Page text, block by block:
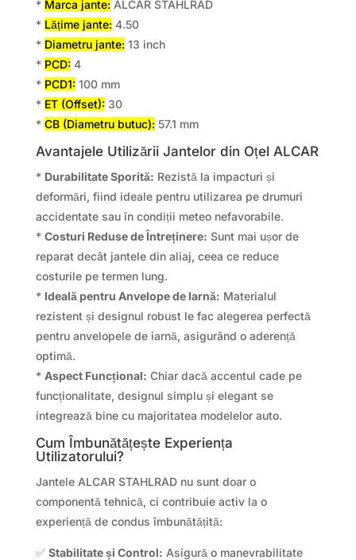
* Marca jante: ALCAR STAHLRAD
* Lățime jante: 4.50
* Diametru jante: 13 inch
* PCD: 4
* PCD1: 100 mm
* ET (Offset): 30
* CB (Diametru butuc): 57.1 mm
Avantajele Utilizării Jantelor din Oțel ALCAR
* Durabilitate Sporită: Rezistă la impacturi și
deformări, fiind ideale pentru utilizarea pe drumuri
accidentate sau în condiții meteo nefavorabile.
* Costuri Reduse de Întreținere: Sunt mai ușor de
reparat decât jantele din aliaj, ceea ce reduce
costurile pe termen lung.
* Ideală pentru Anvelope de Iarnă: Materialul
rezistent și designul robust le fac alegerea perfectă
pentru anvelopele de iarnă, asigurând o aderență
optimă.
* Aspect Funcțional: Chiar dacă accentul cade pe
funcționalitate, designul simplu și elegant se
integrează bine cu majoritatea modelelor auto.
Cum Îmbunătățește Experiența
Utilizatorului?
Jantele ALCAR STAHLRAD nu sunt doar o
componentă tehnică, ci contribuie activ la o
experiență de condus îmbunătățită:
✅ Stabilitate și Control: Asigură o manevrabilitate